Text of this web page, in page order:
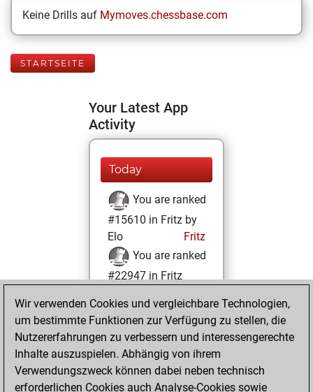
Keine Drills auf Mymoves.chessbase.com
STARTSEITE
Your Latest App
Activity
Today
You are ranked
#15610 in Fritz by
Elo
Fritz
You are ranked
#22947 in Fritz
Samstag, April 26,
2025
You achieved a
BeautyScore of 1
Wir verwenden Cookies und vergleichbare Technologien,
um bestimmte Funktionen zur Verfügung zu stellen, die
Nutzererfahrungen zu verbessern und interessengerechte
Inhalte auszuspielen. Abhängig von ihrem
Verwendungszweck können dabei neben technisch
erforderlichen Cookies auch Analyse-Cookies sowie